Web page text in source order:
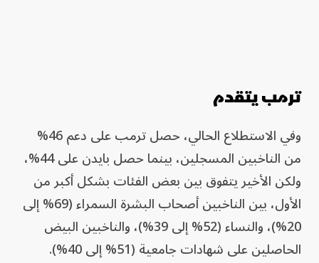
ترمب يتقدم
وفي الاستطلاع الحالي، حصل ترمب على دعم 46%
من الناخبين المسجلين، بينما حصل بايدن على 44%،
ولكن الأخير يتفوق بين بعض الفئات بشكل أكبر من
الأول، بين الناخبين أصحاب البشرة السمراء (69% إلى
20%)، والنساء (52% إلى 39%)، والناخبين البيض
الحاصلين على شهادات جامعية (51% إلى 40%).